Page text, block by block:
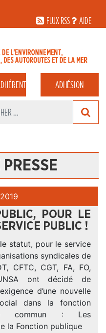
FLUX RSS
AIDE
ADHÉSION
2019
POUR LE
PUBLIC !
statut, pour le service
syndicales de
CFTC, CGT, FA, FO,
ont décidé de
d’une nouvelle
dans la fonction
commun : Les
la Fonction publique